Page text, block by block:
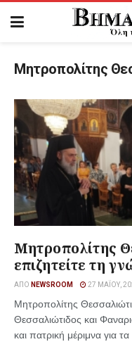
Μητροπολίτης
Μητροπολίτης
επιζητείτε τη
ΑΠΌ NEWSROOM 27 ΜΑΪ́ΟΥ,
Μητροπολίτης
Θεσσαλιώτιδος και
και πατρική μέριμνα για τα